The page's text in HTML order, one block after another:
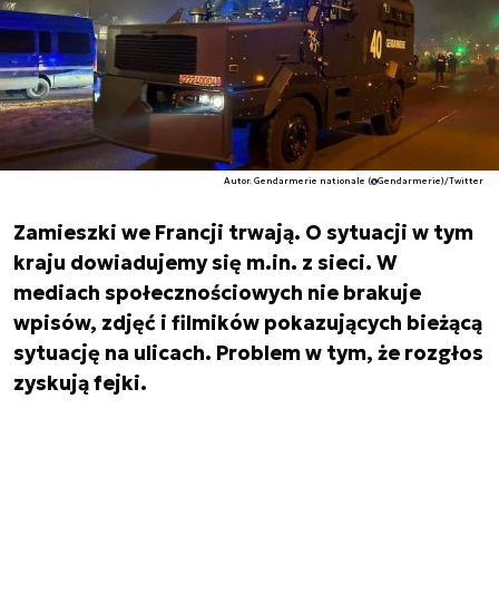
Autor. Gendarmerie nationale (@Gendarmerie)/Twitter
Zamieszki we Francji trwają. O sytuacji w tym
kraju dowiadujemy się m.in. z sieci. W
mediach społecznościowych nie brakuje
wpisów, zdjęć i filmików pokazujących bieżącą
sytuację na ulicach. Problem w tym, że rozgłos
zyskują fejki.